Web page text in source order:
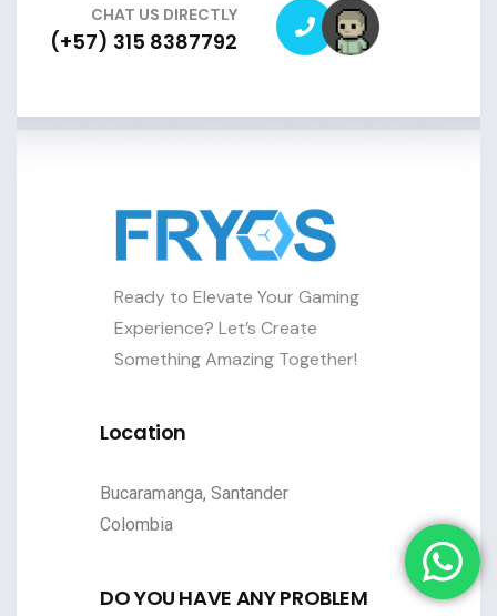
CHAT US DIRECTLY
(+57) 315 8387792
Ready to Elevate Your Gaming
Experience? Let’s Create
Something Amazing Together!
Location
Bucaramanga, Santander
Colombia
DO YOU HAVE ANY PROBLEM